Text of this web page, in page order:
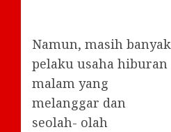
Namun, masih banyak
pelaku usaha hiburan
malam yang
melanggar dan
seolah- olah